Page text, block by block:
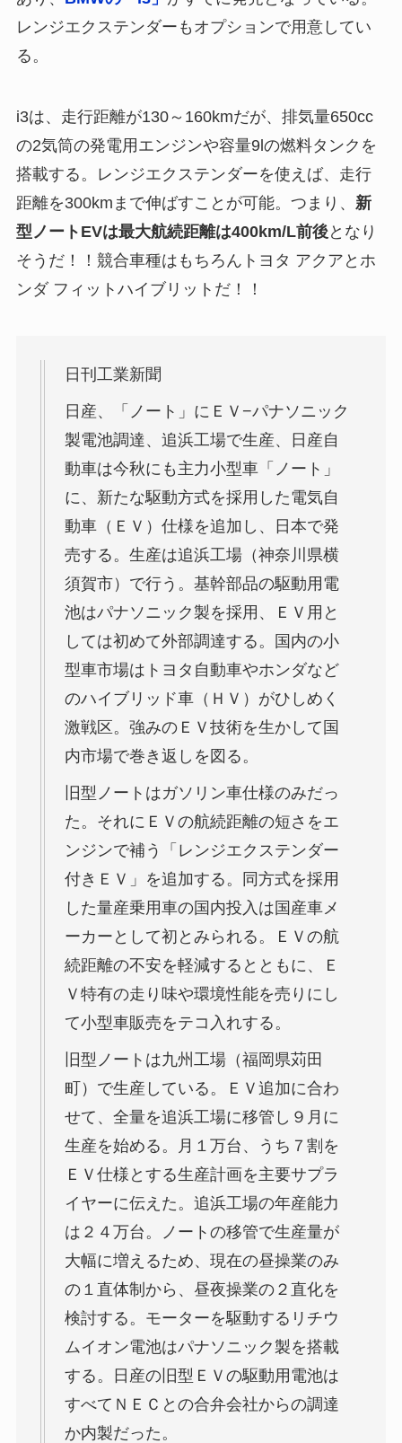
レンジエクステンダーもオプションで用意してい
る。
i3は、走行距離が130～160kmだが、排気量650cc
の2気筒の発電用エンジンや容量9lの燃料タンクを
搭載する。レンジエクステンダーを使えば、走行
距離を300kmまで伸ばすことが可能。つまり、 新
型ノートEVは最大航続距離は400km/L前後となり
そうだ！！競合車種はもちろんトヨタ アクアとホ
ンダ フィットハイブリットだ！！
日刊工業新聞
日産、「ノート」にＥＶ−パナソニック
製電池調達、追浜工場で生産、日産自
動車は今秋にも主力小型車「ノート」
に、新たな駆動方式を採用した電気自
動車（ＥＶ）仕様を追加し、日本で発
売する。生産は追浜工場（神奈川県横
須賀市）で行う。基幹部品の駆動用電
池はパナソニック製を採用、ＥＶ用と
しては初めて外部調達する。国内の小
型車市場はトヨタ自動車やホンダなど
のハイブリッド車（ＨＶ）がひしめく
激戦区。強みのＥＶ技術を生かして国
内市場で巻き返しを図る。
旧型ノートはガソリン車仕様のみだっ
た。それにＥＶの航続距離の短さをエ
ンジンで補う「レンジエクステンダー
付きＥＶ」を追加する。同方式を採用
した量産乗用車の国内投入は国産車メ
ーカーとして初とみられる。ＥＶの航
続距離の不安を軽減するとともに、Ｅ
Ｖ特有の走り味や環境性能を売りにし
て小型車販売をテコ入れする。
旧型ノートは九州工場（福岡県苅田
町）で生産している。ＥＶ追加に合わ
せて、全量を追浜工場に移管し９月に
生産を始める。月１万台、うち７割を
ＥＶ仕様とする生産計画を主要サプラ
イヤーに伝えた。追浜工場の年産能力
は２４万台。ノートの移管で生産量が
大幅に増えるため、現在の昼操業のみ
の１直体制から、昼夜操業の２直化を
検討する。モーターを駆動するリチウ
ムイオン電池はパナソニック製を搭載
する。日産の旧型ＥＶの駆動用電池は
すべてＮＥＣとの合弁会社からの調達
か内製だった。